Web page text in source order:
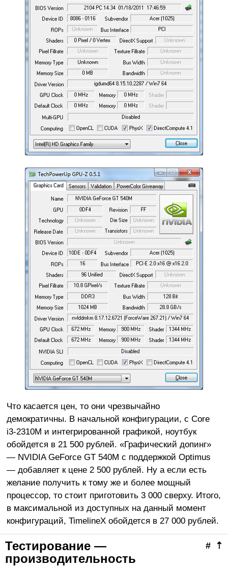
Что касается цен, то они чрезвычайно
демократичны. В начальной конфигурации, с Core
i3-2310M и интегрированной графикой, ноутбук
обойдется в 21 500 рублей. «Графический допинг»
— NVIDIA GeForce GT 540M с поддержкой Optimus
— добавляет к цене 2 500 рублей. Ну а если есть
желание получить к тому же и более мощный
процессор, то стоит приготовить 3 000 сверху. Итого,
в максимальной из доступных на данный момент
конфигураций, TimelineX обойдется в 27 000 рублей.
⇡
#
Тестирование —
производительность